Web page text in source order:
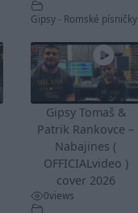
Gipsy - Romské písničky
Gipsy Tomaš &
Patrik Rankovce –
Nabajines (
OFFICIALvideo )
cover 2026
0views